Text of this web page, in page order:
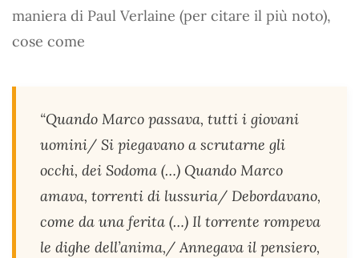
maniera di Paul Verlaine (per citare il più noto),
cose come
“Quando Marco passava, tutti i giovani
uomini/ Si piegavano a scrutarne gli
occhi, dei Sodoma (…) Quando Marco
amava, torrenti di lussuria/ Debordavano,
come da una ferita (…) Il torrente rompeva
le dighe dell’anima,/ Annegava il pensiero,